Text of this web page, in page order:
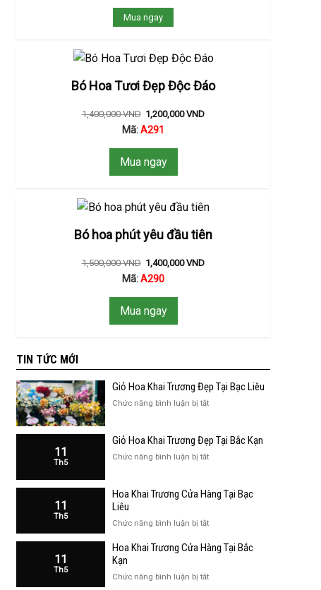
Mua ngay
Bó Hoa Tươi Đẹp Độc Đáo
1,400,000VND 1,200,000VND
Mã:A291
Mua ngay
Bó hoa phút yêu đầu tiên
1,500,000VND 1,400,000VND
Mã:A290
Mua ngay
TIN TỨC MỚI
Giỏ Hoa Khai Trương Đẹp Tại Bạc Liêu
Chức năng bình luận bị tắtở
Khai
Đẹp
Liêu
11
Th5
Giỏ Hoa Khai Trương Đẹp Tại Bắc Kạn
Chức năng bình luận bị tắtở
Khai
Tại
Kạn
11
Th5
Hoa Khai Trương Cửa Hàng Tại Bạc
Liêu
Chức năng bình luận bị tắtở
Khai
Hàng
11
Th5
Hoa Khai Trương Cửa Hàng Tại Bắc
Kạn
Chức năng bình luận bị tắtở